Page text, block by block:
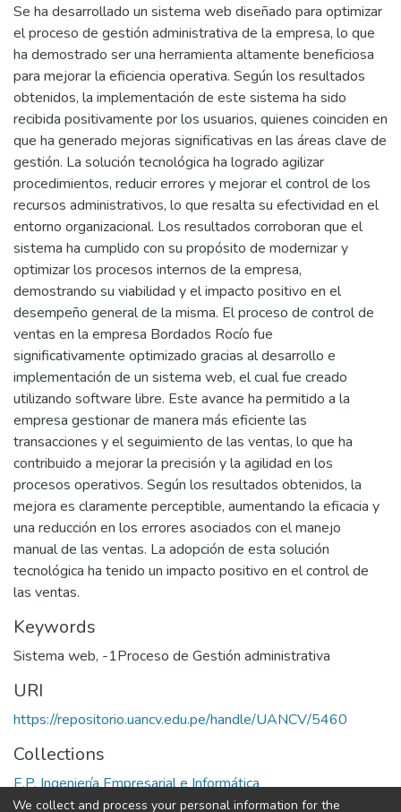
Se ha desarrollado un sistema web diseñado para optimizar
el proceso de gestión administrativa de la empresa, lo que
ha demostrado ser una herramienta altamente beneficiosa
para mejorar la eficiencia operativa. Según los resultados
obtenidos, la implementación de este sistema ha sido
recibida positivamente por los usuarios, quienes coinciden en
que ha generado mejoras significativas en las áreas clave de
gestión. La solución tecnológica ha logrado agilizar
procedimientos, reducir errores y mejorar el control de los
recursos administrativos, lo que resalta su efectividad en el
entorno organizacional. Los resultados corroboran que el
sistema ha cumplido con su propósito de modernizar y
optimizar los procesos internos de la empresa,
demostrando su viabilidad y el impacto positivo en el
desempeño general de la misma. El proceso de control de
ventas en la empresa Bordados Rocío fue
significativamente optimizado gracias al desarrollo e
implementación de un sistema web, el cual fue creado
utilizando software libre. Este avance ha permitido a la
empresa gestionar de manera más eficiente las
transacciones y el seguimiento de las ventas, lo que ha
contribuido a mejorar la precisión y la agilidad en los
procesos operativos. Según los resultados obtenidos, la
mejora es claramente perceptible, aumentando la eficacia y
una reducción en los errores asociados con el manejo
manual de las ventas. La adopción de esta solución
tecnológica ha tenido un impacto positivo en el control de
las ventas.
Keywords
Sistema web, -1Proceso de Gestión administrativa
URI
https://repositorio.uancv.edu.pe/handle/UANCV/5460
Collections
E.P. Ingeniería Empresarial e Informática
We collect and process your personal information for the